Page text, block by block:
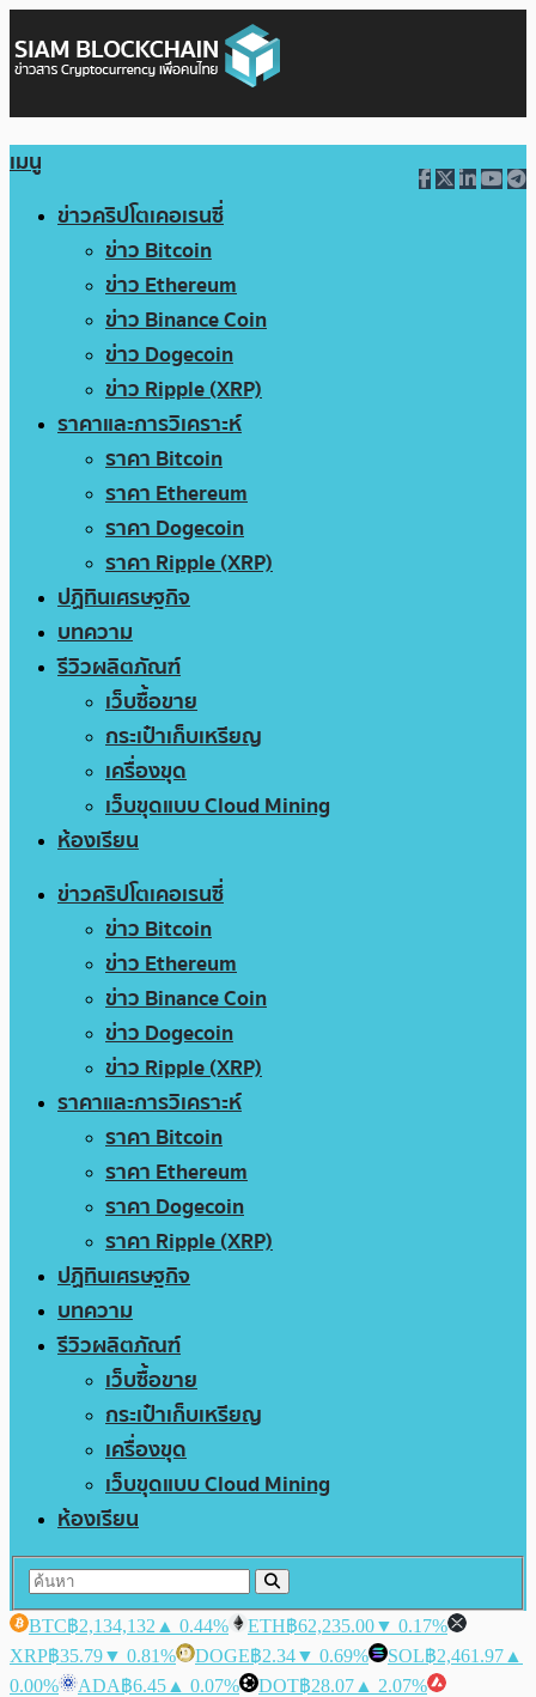
เมนู
ข่าวคริปโตเคอเรนซี่
ข่าว Bitcoin
ข่าว Ethereum
ข่าว Binance Coin
ข่าว Dogecoin
ข่าว Ripple (XRP)
ราคาและการวิเคราะห์
ราคา Bitcoin
ราคา Ethereum
ราคา Dogecoin
ราคา Ripple (XRP)
ปฏิทินเศรษฐกิจ
บทความ
รีวิวผลิตภัณฑ์
เว็บซื้อขาย
กระเป๋าเก็บเหรียญ
เครื่องขุด
เว็บขุดแบบ Cloud Mining
ห้องเรียน
ข่าวคริปโตเคอเรนซี่
ข่าว Bitcoin
ข่าว Ethereum
ข่าว Binance Coin
ข่าว Dogecoin
ข่าว Ripple (XRP)
ราคาและการวิเคราะห์
ราคา Bitcoin
ราคา Ethereum
ราคา Dogecoin
ราคา Ripple (XRP)
ปฏิทินเศรษฐกิจ
บทความ
รีวิวผลิตภัณฑ์
เว็บซื้อขาย
กระเป๋าเก็บเหรียญ
เครื่องขุด
เว็บขุดแบบ Cloud Mining
ห้องเรียน
BTC฿2,134,132 ▲ 0.44% ETH฿62,235.00▼ 0.17%
XRP฿35.79▼ 0.81% DOGE฿2.34▼ 0.69% SOL฿2,461.97 ▲
0.00%
ADA฿6.45 ▲ 0.07% DOT฿28.07 ▲ 2.07%